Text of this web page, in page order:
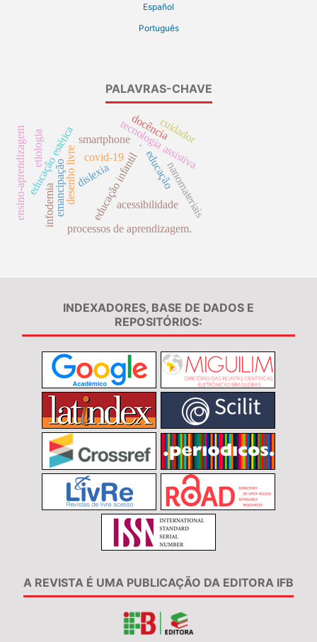
Español
Português
PALAVRAS-CHAVE
desenho livre educação infantil
educação estética
acessibilidade
tecnologia assistiva
dislexia
smartphone .
processos de aprendizagem.
docência
ensino-aprendizagem emancipação nanomateriais
etiologia
educação
cuidador
infodemia
covid-19
INDEXADORES, BASE DE DADOS E
REPOSITÓRIOS:
A REVISTA É UMA PUBLICAÇÃO DA EDITORA IFB